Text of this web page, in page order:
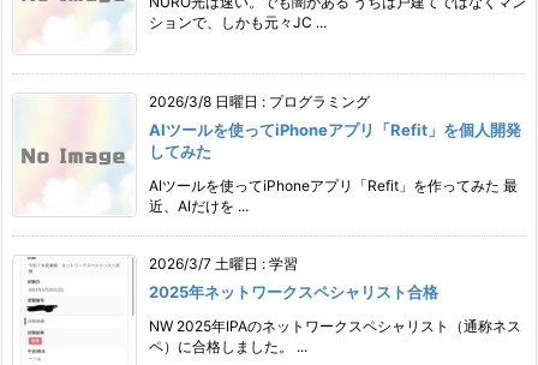
ションで、しかも元々JC ...
2026/3/8 日曜日 : プログラミング
AIツールを使ってiPhoneアプリ「Refit」を個人開発
してみた
AIツールを使ってiPhoneアプリ「Refit」を作ってみた 最
近、AIだけを ...
2026/3/7 土曜日 : 学習
2025年ネットワークスペシャリスト合格
NW 2025年IPAのネットワークスペシャリスト（通称ネス
ペ）に合格しました。 ...